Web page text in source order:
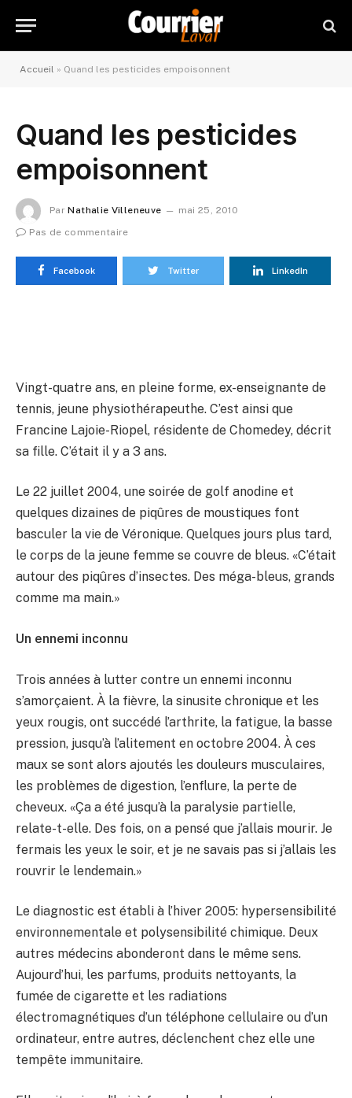
Accueil » Quand les pesticides empoisonnent
Quand les pesticides
empoisonnent
Par Nathalie Villeneuve
mai 25, 2010
Pas de commentaire
Facebook Twitter LinkedIn
Vingt-quatre ans, en pleine forme, ex-enseignante de
tennis, jeune physiothérapeuthe. C’est ainsi que
Francine Lajoie-Riopel, résidente de Chomedey, décrit
sa fille. C’était il y a 3 ans.
Le 22 juillet 2004, une soirée de golf anodine et
quelques dizaines de piqûres de moustiques font
basculer la vie de Véronique. Quelques jours plus tard,
le corps de la jeune femme se couvre de bleus. «C’était
autour des piqûres d’insectes. Des méga-bleus, grands
comme ma main.»
Un ennemi inconnu
Trois années à lutter contre un ennemi inconnu
s’amorçaient. À la fièvre, la sinusite chronique et les
yeux rougis, ont succédé l’arthrite, la fatigue, la basse
pression, jusqu’à l’alitement en octobre 2004. À ces
maux se sont alors ajoutés les douleurs musculaires,
les problèmes de digestion, l’enflure, la perte de
cheveux. «Ça a été jusqu’à la paralysie partielle,
relate-t-elle. Des fois, on a pensé que j’allais mourir. Je
fermais les yeux le soir, et je ne savais pas si j’allais les
rouvrir le lendemain.»
Le diagnostic est établi à l’hiver 2005: hypersensibilité
environnementale et polysensibilité chimique. Deux
autres médecins abonderont dans le même sens.
Aujourd’hui, les parfums, produits nettoyants, la
fumée de cigarette et les radiations
électromagnétiques d’un téléphone cellulaire ou d’un
ordinateur, entre autres, déclenchent chez elle une
tempête immunitaire.